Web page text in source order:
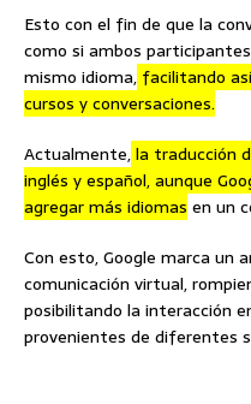
Esto con el fin de que la
como si ambos
mismo idioma, facilitando
cursos y conversaciones.
Actualmente,la traducción
inglés y español, aunque
agregar más idiomas en un
Con esto, Google marca un
comunicación virtual,
posibilitando la interacción
provenientes de diferentes